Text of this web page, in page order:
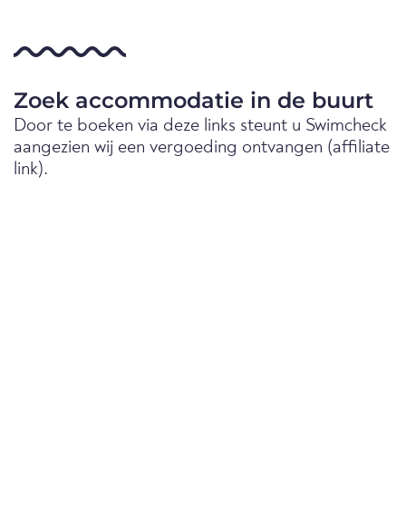
Zoek accommodatie in de buurt
Door te boeken via deze links steunt u Swimcheck
aangezien wij een vergoeding ontvangen (affiliate
link).